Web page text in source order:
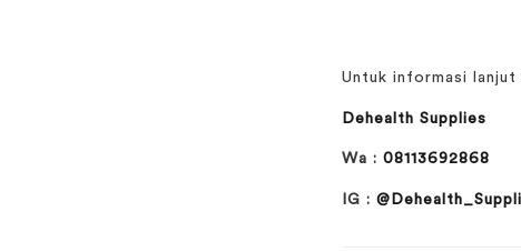
Untuk informasi lanjut
Dehealth Supplies
Wa : 08113692868
IG :